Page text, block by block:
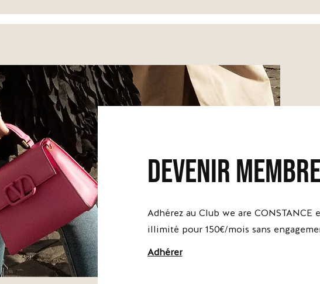
devenir membre
Adhérez au Club we are CONSTANCE
illimité pour 150€/mois sans
Adhérer